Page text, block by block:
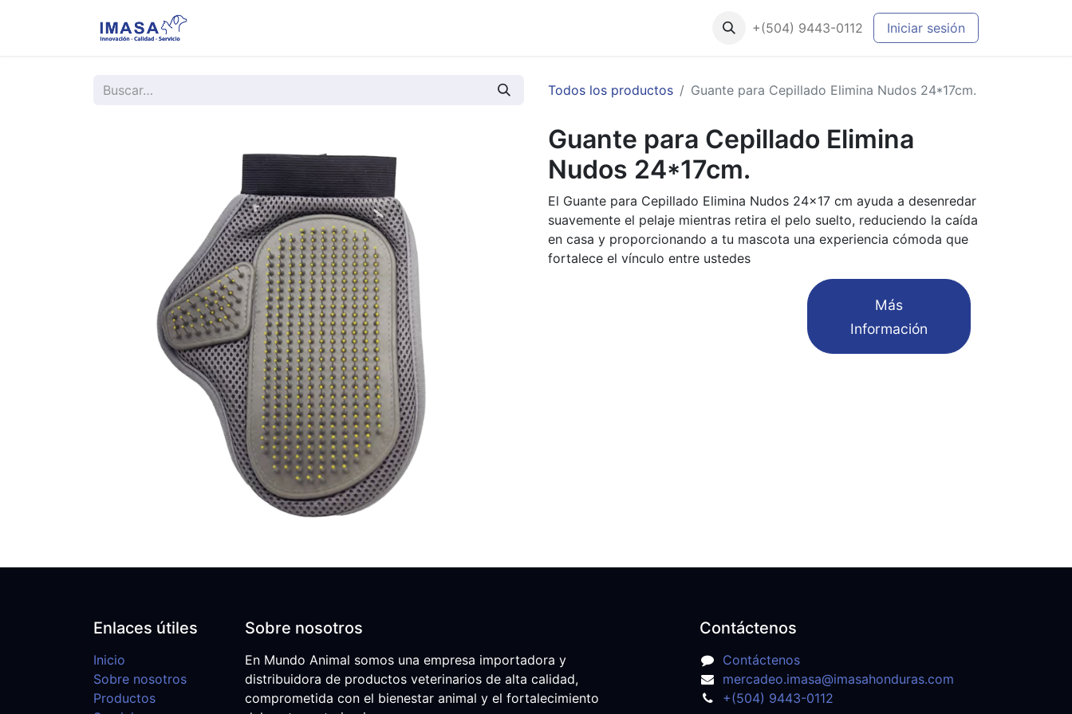
+(504) 9443-0112 Iniciar sesión
Todos los productos Guante para Cepillado Elimina Nudos 24*17cm.
Guante para Cepillado Elimina
Nudos 24*17cm.
El Guante para Cepillado Elimina Nudos 24×17 cm ayuda a desenredar
suavemente el pelaje mientras retira el pelo suelto, reduciendo la caída
en casa y proporcionando a tu mascota una experiencia cómoda que
fortalece el vínculo entre ustedes
​Más
Información
Enlaces útiles
Inicio
Sobre nosotros
Productos
Sobre nosotros
En Mundo Animal somos una empresa importadora y
distribuidora de productos veterinarios de alta calidad,
comprometida con el bienestar animal y el fortalecimiento
Contáctenos
Contáctenos
mercadeo.imasa@imasahonduras.com
+(504) 9443-0112